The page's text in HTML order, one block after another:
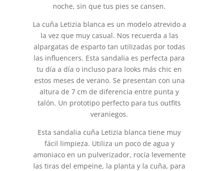
noche, sin que tus pies se cansen.
La cuña Letizia blanca es un modelo atrevido a
la vez que muy casual. Nos recuerda a las
alpargatas de esparto tan utilizadas por todas
las influencers. Esta sandalia es perfecta para
tu día a día o incluso para looks más chic en
estos meses de verano. Se presentan con una
altura de 7 cm de diferencia entre punta y
talón. Un prototipo perfecto para tus outfits
veraniegos.
Esta sandalia cuña Letizia blanca tiene muy
fácil limpieza. Utiliza un poco de agua y
amoniaco en un pulverizador, rocía levemente
las tiras del empeine, la planta y la cuña, para